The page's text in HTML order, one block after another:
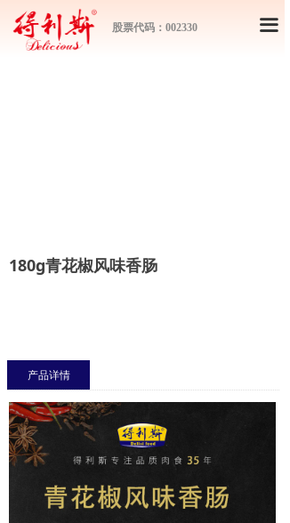
股票代码：002330 끀
产品详情
180g青花椒风味香肠